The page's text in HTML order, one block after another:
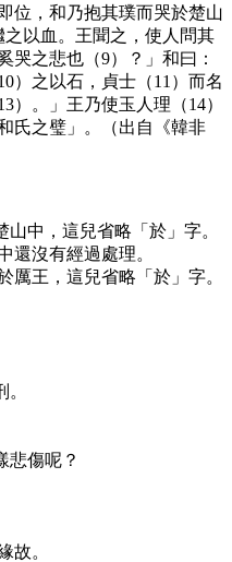
位，和乃抱其璞而哭於楚山
以血。王聞之，使人問其
哭之悲也（9）？」和曰：
）之以石，貞士（11）而名
）。」王乃使玉人理（14）
氏之璧」。（出自《韓非
中，這兒省略「於」字。
還沒有經過處理。
厲王，這兒省略「於」字。
悲傷呢？
故。